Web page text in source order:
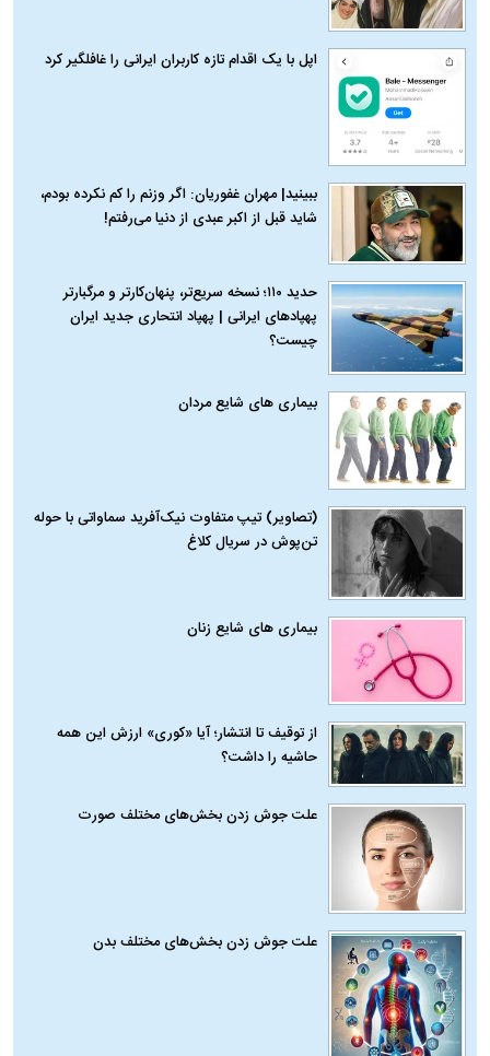
اپل با یک اقدام تازه کاربران ایرانی را غافلگیر کرد
ببینید| مهران غفوریان: اگر وزنم را کم نکرده بودم،
شاید قبل از اکبر عبدی از دنیا می‌رفتم!
حدید ۱۱۰؛ نسخه سریع‌تر، پنهان‌کارتر و مرگبارتر
پهپادهای ایرانی | پهپاد انتحاری جدید ایران
چیست؟
بیماری‌ های شایع مردان
(تصاویر) تیپ متفاوت نیک‌آفرید سماواتی با حوله
تن‌پوش در سریال کلاغ
بیماری‌ های شایع زنان
از توقیف تا انتشار؛ آیا «کوری» ارزش این همه
حاشیه را داشت؟
علت جوش زدن بخش‌های مختلف صورت
علت جوش زدن بخش‌های مختلف بدن